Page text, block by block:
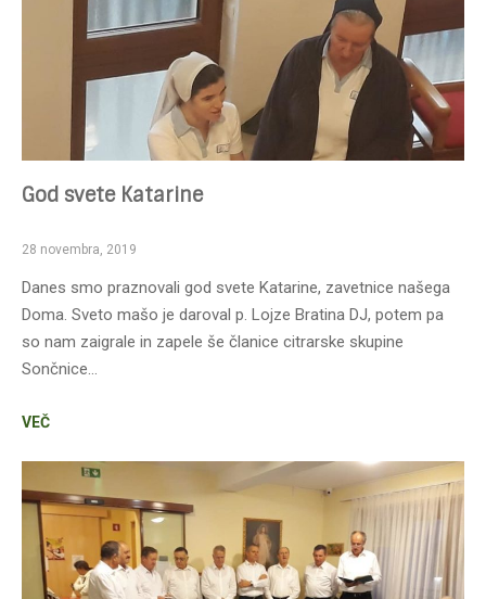
God svete Katarine
28 novembra, 2019
Danes smo praznovali god svete Katarine, zavetnice našega
Doma. Sveto mašo je daroval p. Lojze Bratina DJ, potem pa
so nam zaigrale in zapele še članice citrarske skupine
Sončnice…
VEČ